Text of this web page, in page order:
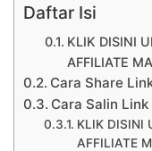
Daftar Isi
KLIK DISINI
AFFILIATE
Cara Share
Cara Salin
KLIK DISINI
AFFILIATE